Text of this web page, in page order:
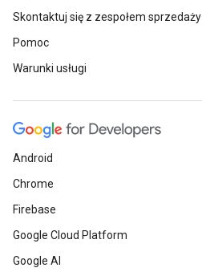
Skontaktuj się z zespołem sprzedaży
Pomoc
Warunki usługi
Android
Chrome
Firebase
Google Cloud Platform
Google AI